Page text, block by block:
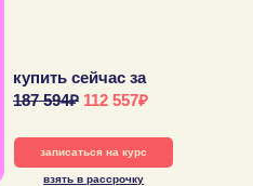
взять в рассрочку
записаться на курс
купить сейчас за
187 594₽ 112 557₽